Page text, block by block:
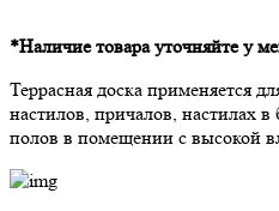
*Наличие товара уточняйте у
Террасная доска применяется
настилов, причалов, настилах в
полов в помещении с высокой